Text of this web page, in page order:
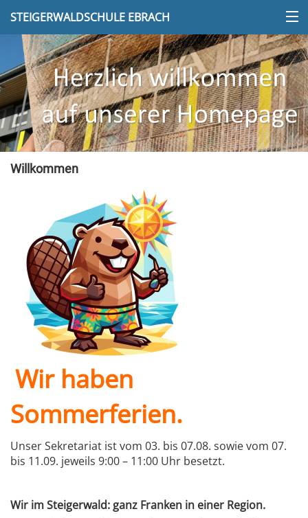
STEIGERWALDSCHULE EBRACH
Willkommen
Wir haben
Sommerferien.
Unser Sekretariat ist vom 03. bis 07.08. sowie vom 07.
bis 11.09. jeweils 9:00 – 11:00 Uhr besetzt.
Wir im Steigerwald: ganz Franken in einer Region.